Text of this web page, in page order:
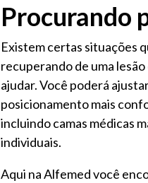
Procurando
Existem certas situações
recuperando de uma
ajudar. Você poderá
posicionamento mais
incluindo camas médicas
individuais.
Aqui na Alfemed você